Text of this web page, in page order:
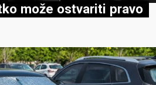
može ostvariti pravo